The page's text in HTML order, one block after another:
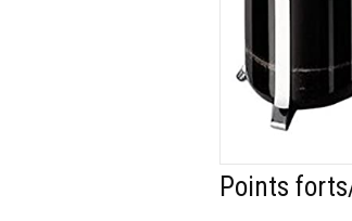
Points